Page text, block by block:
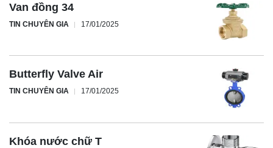
Van đồng 34
TIN CHUYÊN GIA 17/01/2025
Butterfly Valve Air
TIN CHUYÊN GIA 17/01/2025
Khóa nước chữ T